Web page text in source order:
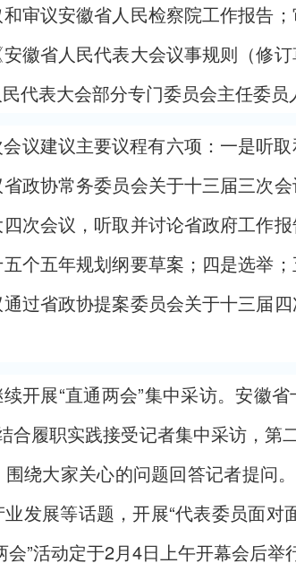
审议安徽省人民检察院工作报告
徽省人民代表大会议事规则（修
代表大会部分专门委员会主任委员
议建议主要议程有六项：一是听
政协常务委员会关于十三届三次
次会议，听取并讨论省政府工作
个五年规划纲要草案；四是选举
过省政协提案委员会关于十三届
开展“直通两会”集中采访。安徽
合履职实践接受记者集中采访，第
绕大家关心的问题回答记者提问
发展等话题，开展“代表委员面对
”活动定于2月4日上午开幕会后举